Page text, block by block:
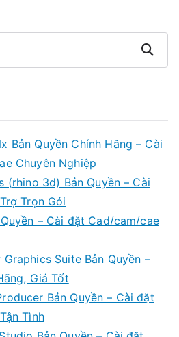
Tìm
kiếm
Bản Quyền Chính Hãng – Cài
Chuyên Nghiệp
(rhino 3d) Bản Quyền – Cài
Trọn Gói
– Cài đặt Cad/cam/cae
Suite Bản Quyền –
Giá Tốt
Bản Quyền – Cài đặt
Tình